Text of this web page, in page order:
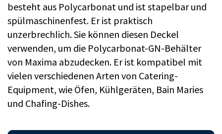
besteht aus Polycarbonat und ist stapelbar und
spülmaschinenfest. Er ist praktisch
unzerbrechlich. Sie können diesen Deckel
verwenden, um die Polycarbonat-GN-Behälter
von Maxima abzudecken. Er ist kompatibel mit
vielen verschiedenen Arten von Catering-
Equipment, wie Öfen, Kühlgeräten, Bain Maries
und Chafing-Dishes.